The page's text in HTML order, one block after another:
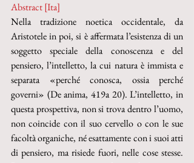
Abstract [Ita]
Nella tradizione noetica occidentale, da
Aristotele in poi, si è affermata l’esistenza di un
soggetto speciale della conoscenza e del
pensiero, l’intelletto, la cui natura è immista e
separata «perché conosca, ossia perché
governi» (De anima, 419a 20). L’intelletto, in
questa prospettiva, non si trova dentro l’uomo,
non coincide con il suo cervello o con le sue
facoltà organiche, né esattamente con i suoi atti
di pensiero, ma risiede fuori, nelle cose stesse.